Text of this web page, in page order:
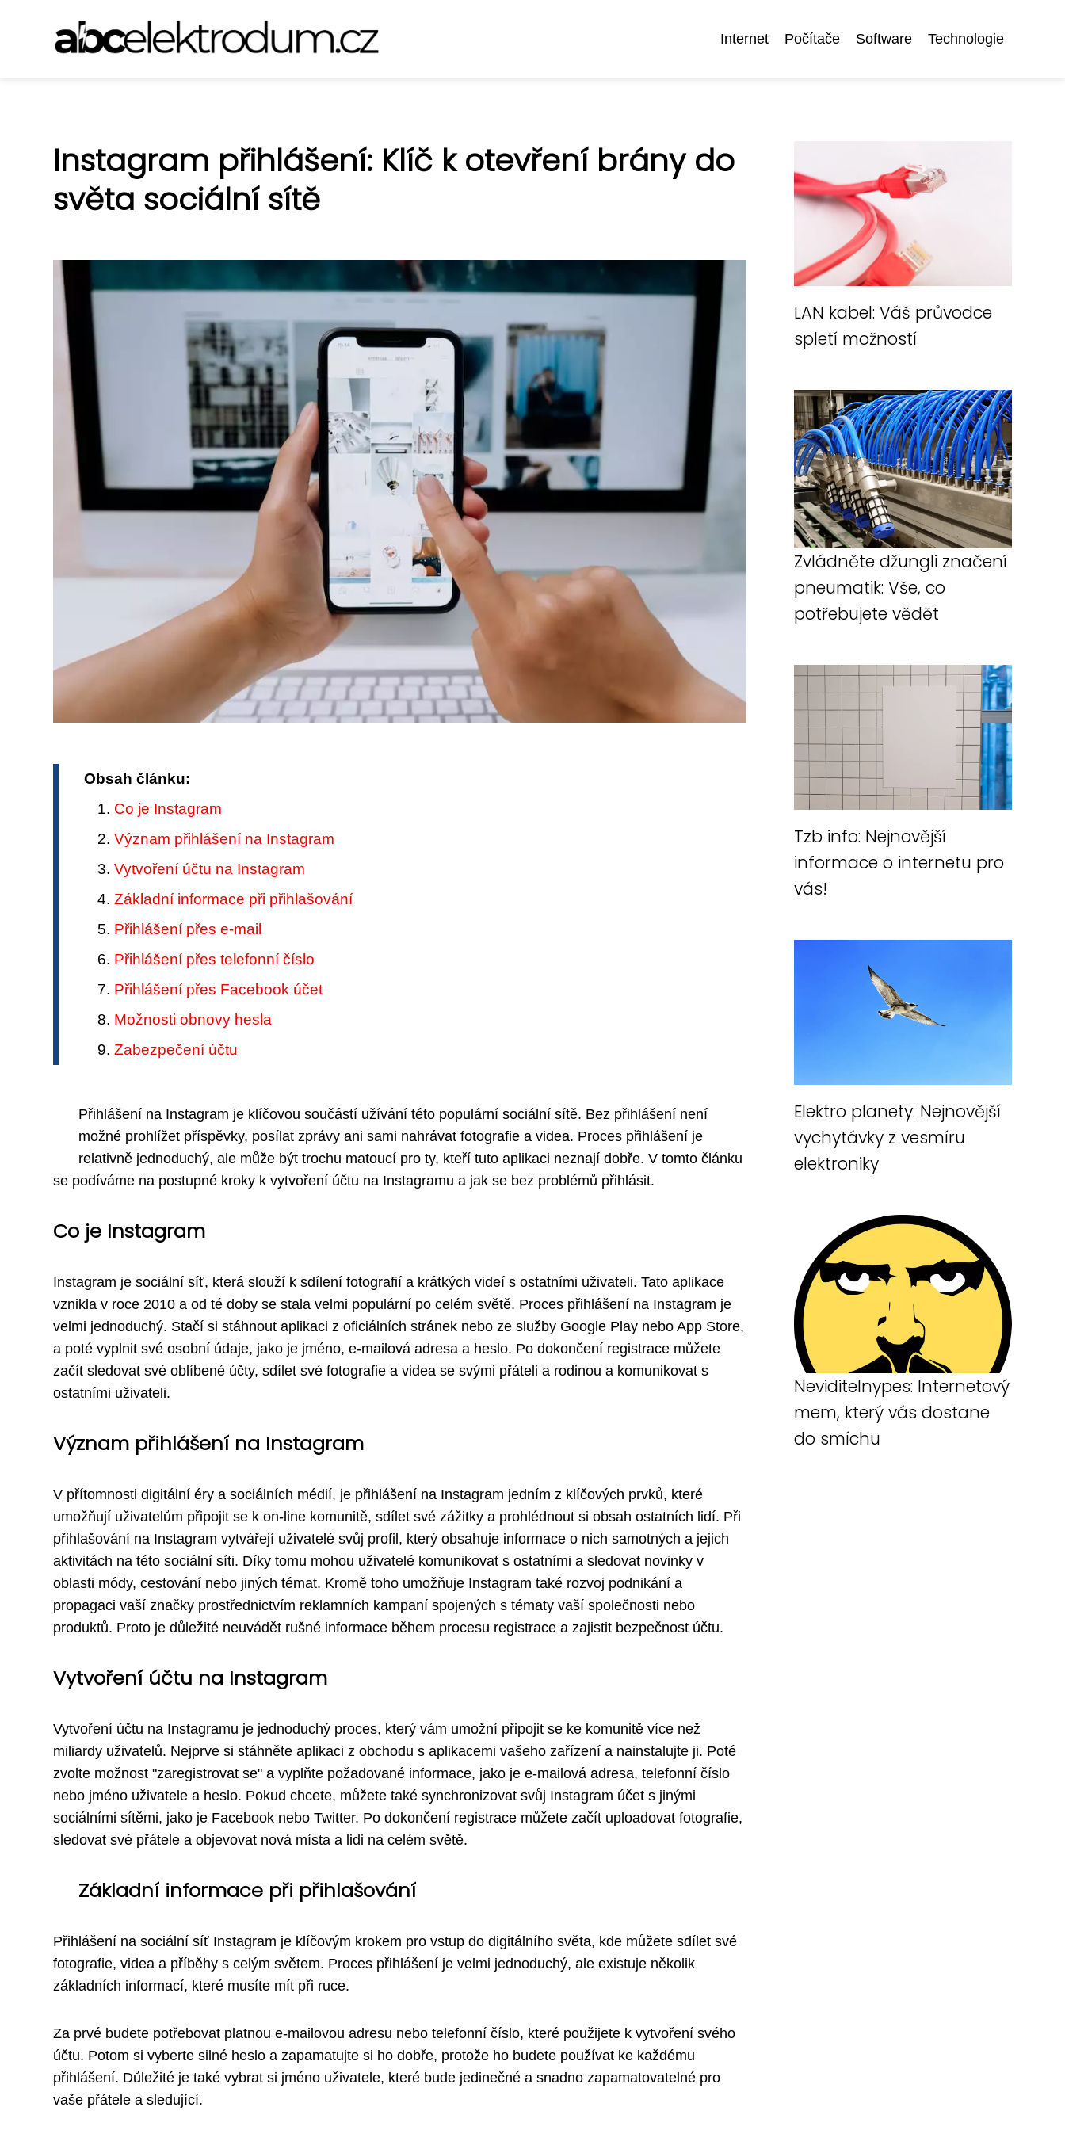
Internet Počítače Software Technologie
Instagram přihlášení: Klíč k otevření brány do
světa sociální sítě
Obsah článku:
Co je Instagram
Význam přihlášení na Instagram
Vytvoření účtu na Instagram
Základní informace při přihlašování
Přihlášení přes e-mail
Přihlášení přes telefonní číslo
Přihlášení přes Facebook účet
Možnosti obnovy hesla
Zabezpečení účtu
Přihlášení na Instagram je klíčovou součástí užívání této populární sociální sítě. Bez přihlášení není
možné prohlížet příspěvky, posílat zprávy ani sami nahrávat fotografie a videa. Proces přihlášení je
relativně jednoduchý, ale může být trochu matoucí pro ty, kteří tuto aplikaci neznají dobře. V tomto článku
se podíváme na postupné kroky k vytvoření účtu na Instagramu a jak se bez problémů přihlásit.
Co je Instagram
Instagram je sociální síť, která slouží k sdílení fotografií a krátkých videí s ostatními uživateli. Tato aplikace
vznikla v roce 2010 a od té doby se stala velmi populární po celém světě. Proces přihlášení na Instagram je
velmi jednoduchý. Stačí si stáhnout aplikaci z oficiálních stránek nebo ze služby Google Play nebo App Store,
a poté vyplnit své osobní údaje, jako je jméno, e-mailová adresa a heslo. Po dokončení registrace můžete
začít sledovat své oblíbené účty, sdílet své fotografie a videa se svými přáteli a rodinou a komunikovat s
ostatními uživateli.
Význam přihlášení na Instagram
V přítomnosti digitální éry a sociálních médií, je přihlášení na Instagram jedním z klíčových prvků, které
umožňují uživatelům připojit se k on-line komunitě, sdílet své zážitky a prohlédnout si obsah ostatních lidí. Při
přihlašování na Instagram vytvářejí uživatelé svůj profil, který obsahuje informace o nich samotných a jejich
aktivitách na této sociální síti. Díky tomu mohou uživatelé komunikovat s ostatními a sledovat novinky v
oblasti módy, cestování nebo jiných témat. Kromě toho umožňuje Instagram také rozvoj podnikání a
propagaci vaší značky prostřednictvím reklamních kampaní spojených s tématy vaší společnosti nebo
produktů. Proto je důležité neuvádět rušné informace během procesu registrace a zajistit bezpečnost účtu.
Vytvoření účtu na Instagram
Vytvoření účtu na Instagramu je jednoduchý proces, který vám umožní připojit se ke komunitě více než
miliardy uživatelů. Nejprve si stáhněte aplikaci z obchodu s aplikacemi vašeho zařízení a nainstalujte ji. Poté
zvolte možnost "zaregistrovat se" a vyplňte požadované informace, jako je e-mailová adresa, telefonní číslo
nebo jméno uživatele a heslo. Pokud chcete, můžete také synchronizovat svůj Instagram účet s jinými
sociálními sítěmi, jako je Facebook nebo Twitter. Po dokončení registrace můžete začít uploadovat fotografie,
sledovat své přátele a objevovat nová místa a lidi na celém světě.
Základní informace při přihlašování
Přihlášení na sociální síť Instagram je klíčovým krokem pro vstup do digitálního světa, kde můžete sdílet své
fotografie, videa a příběhy s celým světem. Proces přihlášení je velmi jednoduchý, ale existuje několik
základních informací, které musíte mít při ruce.
Za prvé budete potřebovat platnou e-mailovou adresu nebo telefonní číslo, které použijete k vytvoření svého
účtu. Potom si vyberte silné heslo a zapamatujte si ho dobře, protože ho budete používat ke každému
přihlášení. Důležité je také vybrat si jméno uživatele, které bude jedinečné a snadno zapamatovatelné pro
vaše přátele a sledující.
LAN kabel: Váš průvodce
spletí možností
Zvládněte džungli značení
pneumatik: Vše, co
potřebujete vědět
Tzb info: Nejnovější
informace o internetu pro
vás!
Elektro planety: Nejnovější
vychytávky z vesmíru
elektroniky
Neviditelnypes: Internetový
mem, který vás dostane
do smíchu